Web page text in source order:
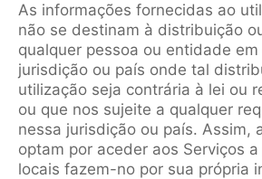
As informações fornecidas ao
não se destinam à distribuição
qualquer pessoa ou entidade
jurisdição ou país onde tal
utilização seja contrária à lei ou
ou que nos sujeite a qualquer
nessa jurisdição ou país. Assim,
optam por aceder aos Serviços
locais fazem-no por sua própria